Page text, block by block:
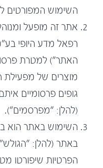
השימוש המפורטים
אתר זה מופעל
רפאל מדע היופי
האתר") למטרת
מוצרים של
גופים פרסומיים
(להלן: "מפרסמים").
השימוש באתר הוא
באתר (להלן:
הפרטיות שיפורטו